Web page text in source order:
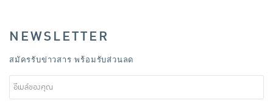
NEWSLETTER
สมัครรับข่าวสาร พร้อมรับส่วนลด